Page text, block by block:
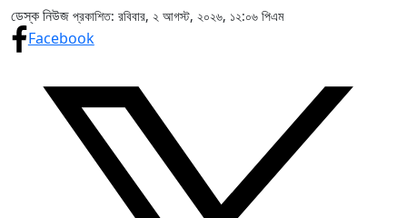
ডেস্ক নিউজ প্রকাশিত: রবিবার, ২ আগস্ট, ২০২৬, ১২:০৬ পিএম
Facebook